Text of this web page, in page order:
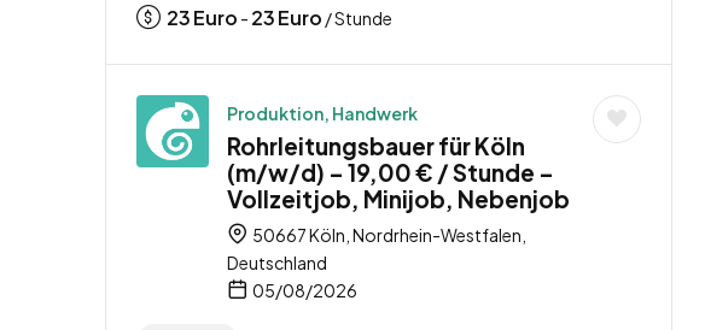
23Euro - 23Euro / Stunde
Produktion, Handwerk
Rohrleitungsbauer für Köln
(m/w/d) – 19,00 € / Stunde –
Vollzeitjob, Minijob, Nebenjob
50667 Köln, Nordrhein-Westfalen,
Deutschland
05/08/2026